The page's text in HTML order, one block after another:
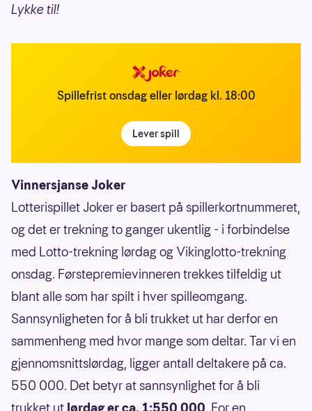
Lykke til!
Spillefrist onsdag eller lørdag kl. 18:00
Lever spill
Vinnersjanse Joker
Lotterispillet Joker er basert på spillerkortnummeret,
og det er trekning to ganger ukentlig - i forbindelse
med Lotto-trekning lørdag og Vikinglotto-trekning
onsdag. Førstepremievinneren trekkes tilfeldig ut
blant alle som har spilt i hver spilleomgang.
Sannsynligheten for å bli trukket ut har derfor en
sammenheng med hvor mange som deltar. Tar vi en
gjennomsnittslørdag, ligger antall deltakere på ca.
550 000. Det betyr at sannsynlighet for å bli